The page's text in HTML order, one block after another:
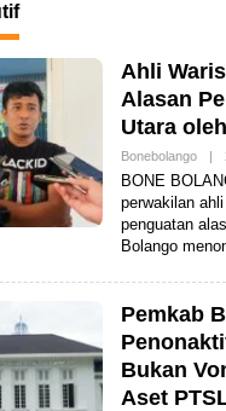
Ahli
Alasan
Utara
Bonebolango |
BONE
perwakilan
penguatan
Bolango
Pemkab
Bukan
Aset